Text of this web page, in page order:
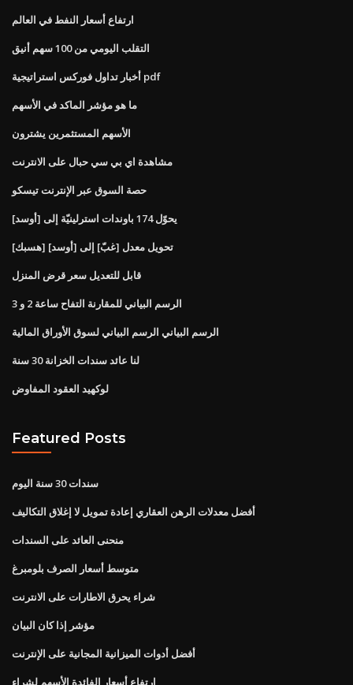
ارتفاع أسعار النفط في العالم
التقلب اليومي من 100 سهم أنيق
أخبار تداول فوركس استراتيجية pdf
ما هو مؤشر الماكد في الأسهم
الأسهم المستثمرين يشترون
مشاهدة اي بي سي حبال على الانترنت
حصة السوق عبر الإنترنت تيسكو
يحوّل 174 باوندات استرلينيّة إلى [أوسد]
[هسبك] تحويل معدل [غبّ] إلى [أوسد]
قابل للتعديل سعر قرض المنزل
الرسم البياني للمقارنة التفاح ساعة 2 و 3
الرسم البياني الرسم البياني لسوق الأوراق المالية
لنا عائد سندات الخزانة 30 سنة
لوكهيد العقود المفاوض
Featured Posts
سندات 30 سنة اليوم
أفضل معدلات الرهن العقاري إعادة تمويل لا إغلاق التكاليف
منحنى العائد على السندات
متوسط ​​أسعار الصرف بلومبرغ
شراء يحرق الاطارات على الانترنت
مؤشر إذا كان البيان
أفضل أدوات الميزانية المجانية على الإنترنت
ارتفاع أسعار الفائدة الأسهم لشراء